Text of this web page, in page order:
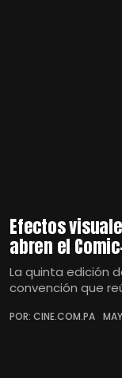
Efectos
abren el
La quinta edición
convención que
POR: CINE.COM.PA